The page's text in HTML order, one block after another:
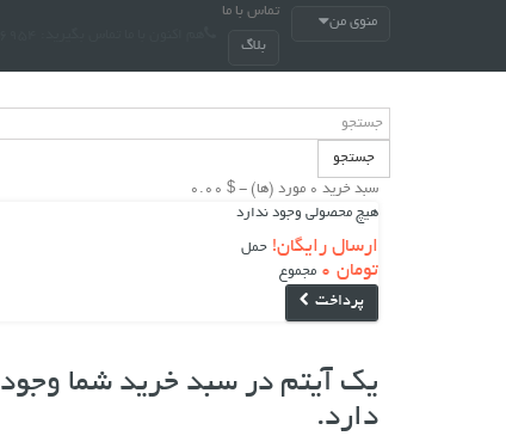
منوی من
تماس با ما
بلاگ
جستجو
سبد خرید 0 مورد (ها) - $ 0.00
هیچ محصولی وجود ندارد
ارسال رایگان!حمل
تومان 0 مجموع
پرداخت
یک آیتم در سبد خرید شما وجود
دارد.